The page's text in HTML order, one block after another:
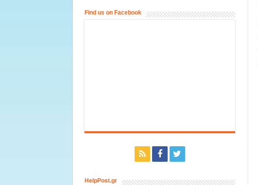
Find us on Facebook
HelpPost.gr